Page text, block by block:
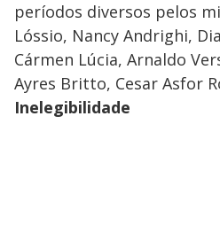
períodos diversos pelos
Lóssio, Nancy Andrighi,
Cármen Lúcia, Arnaldo
Ayres Britto, Cesar Asfor
Inelegibilidade